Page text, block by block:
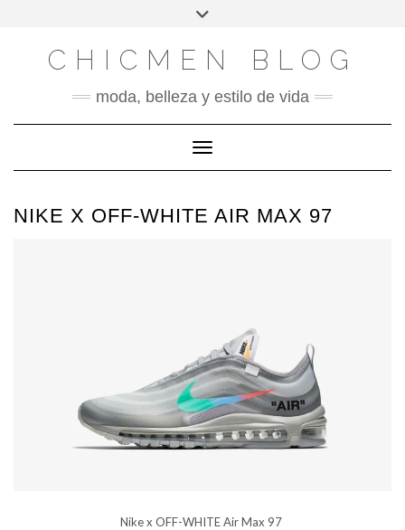
Alternar
cabecera
CHICMEN BLOG
moda, belleza y estilo de vida
Cambiar modo de navegación
NIKE X OFF-WHITE AIR MAX 97
Nike x OFF-WHITE Air Max 97